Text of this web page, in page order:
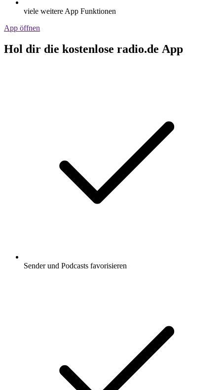
viele weitere App Funktionen
App öffnen
Hol dir die kostenlose radio.de App
Sender und Podcasts favorisieren